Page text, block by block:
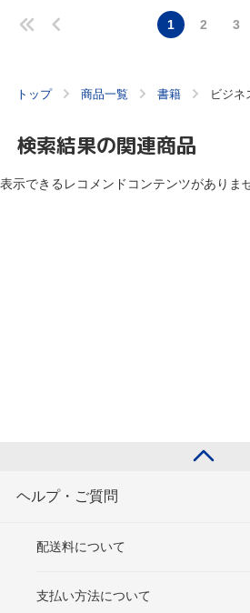
1 2 3
トップ 商品一覧 書籍 ビジネ
検索結果の関連商品
表示できるレコメンドコンテンツがありま
ヘルプ・ご質問
配送料について
支払い方法について